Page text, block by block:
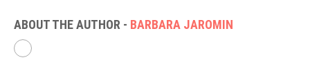
ABOUT THE AUTHOR - BARBARA JAROMIN